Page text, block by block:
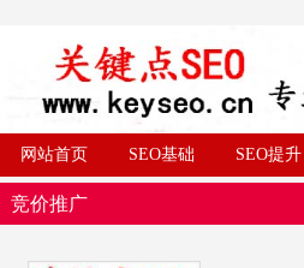
网站首页 SEO基础 SEO提升
竞价推广